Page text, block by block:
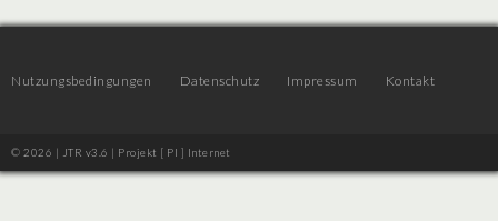
Nutzungsbedingungen Datenschutz Impressum Kontakt
© 2026 | JTR v3.6 | Projekt [ PI ] Internet